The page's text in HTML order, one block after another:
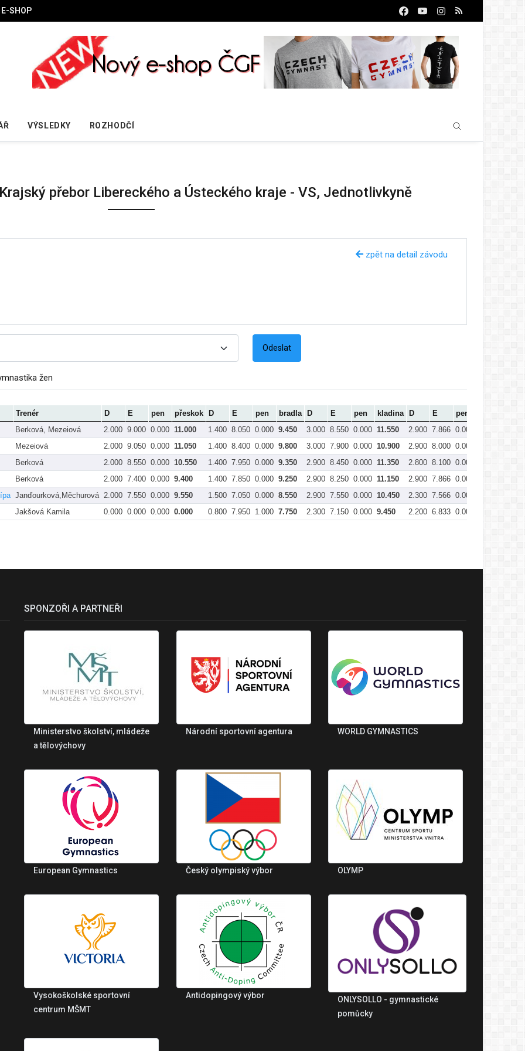
E-SHOP
VÝSLEDKY ROZHODČÍ
přebor Libereckého a Ústeckého kraje - VS, Jednotlivkyně
zpět na detail závodu
žen
Trenér D E pen přeskok D E pen bradla D E pen kladina D E pen
Berková, Mezeiová
2.000 9.000 0.000 11.000 1.400 8.050 0.000 9.450 3.000 8.550 0.000 11.550 2.900 7.866 0.000
Mezeiová
2.000 9.050 0.000 11.050 1.400 8.400 0.000 9.800 3.000 7.900 0.000 10.900 2.900 8.000 0.000
Berková
2.000 8.550 0.000 10.550 1.400 7.950 0.000 9.350 2.900 8.450 0.000 11.350 2.800 8.100 0.000
Berková
2.000 7.400 0.000 9.400 1.400 7.850 0.000 9.250 2.900 8.250 0.000 11.150 2.900 7.866 0.000
Janďourková,Měchurová 2.000 7.550 0.000 9.550 1.500 7.050 0.000 8.550 2.900 7.550 0.000 10.450 2.300 7.566 0.000
Jakšová Kamila
0.000 0.000 0.000 0.000 0.800 7.950 1.000 7.750 2.300 7.150 0.000 9.450 2.200 6.833 0.000
SPONZOŘI A PARTNEŘI
Ministerstvo školství, mládeže
a tělovýchovy
Národní sportovní agentura WORLD GYMNASTICS
European Gymnastics Český olympiský výbor OLYMP
Vysokoškolské sportovní
centrum MŠMT
Antidopingový výbor
ONLYSOLLO - gymnastické
pomůcky